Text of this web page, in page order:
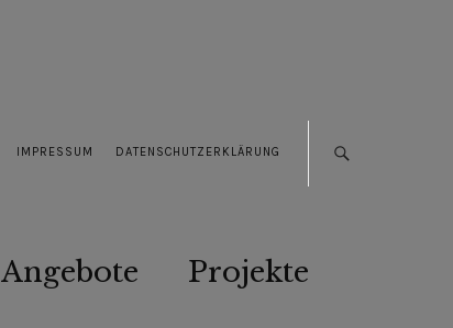
IMPRESSUM DATENSCHUTZERKLÄRUNG
Angebote Projekte